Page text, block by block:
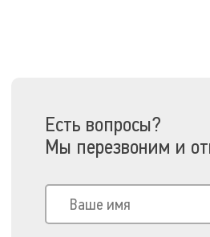
Есть вопросы?
Мы перезвоним и